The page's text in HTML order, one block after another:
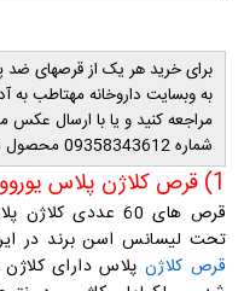
برای خرید هر یک از قرصهای ضد
به وبسایت داروخانه مهتاطب به
مراجعه کنید و یا با ارسال عکس
شماره 09358343612 محصول مورد نظر را خریداری کنید.
1) قرص کلاژن پلاس یوروویتال:
ق
رص های 60 عددی
تحت لیسانس اسن برند در
قرص کلاژن پلاس دارای